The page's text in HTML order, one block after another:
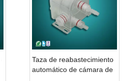
Taza de reabastecimiento
automático de cámara de